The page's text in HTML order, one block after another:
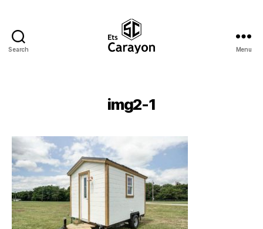
Search Menu
img2-1